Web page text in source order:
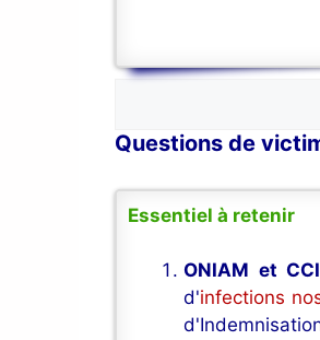
Questions de
Essentiel à retenir
ONIAM et
d'infections